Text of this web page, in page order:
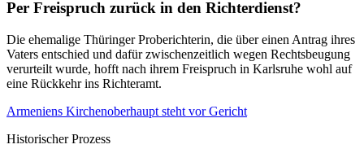
Per Freispruch zurück in den Richterdienst?
Die ehemalige Thüringer Proberichterin, die über einen Antrag ihres
Vaters entschied und dafür zwischenzeitlich wegen Rechtsbeugung
verurteilt wurde, hofft nach ihrem Freispruch in Karlsruhe wohl auf
eine Rückkehr ins Richteramt.
Armeniens Kirchenoberhaupt steht vor Gericht
Historischer Prozess